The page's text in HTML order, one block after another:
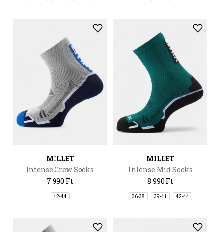
MILLET
Intense Crew Socks
7 990 Ft
42-44
MILLET
Intense Mid Socks
8 990 Ft
36-38 39-41 42-44